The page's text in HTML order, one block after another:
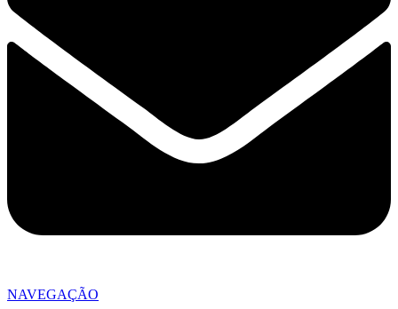
NAVEGAÇÃO